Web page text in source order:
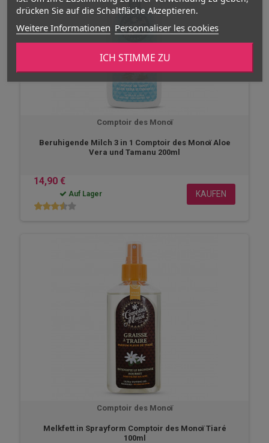
drücken Sie auf die Schaltfläche Akzeptieren.
Weitere Informationen Personnaliser les cookies
ICH STIMME ZU
Comptoir des Monoï
Beruhigende Milch 3 in 1 Comptoir des Monoï Aloe
Vera und Tamanu 200ml
14,90 €
Auf Lager KAUFEN
Comptoir des Monoï
Melkfett in Sprayform Comptoir des Monoï Tiaré
100ml